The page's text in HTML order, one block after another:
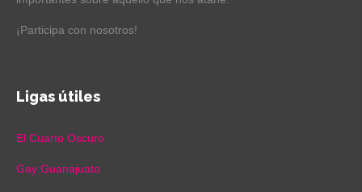
¡Participa con nosotros!
Ligas útiles
El Cuarto Oscuro
Gay Guanajuato